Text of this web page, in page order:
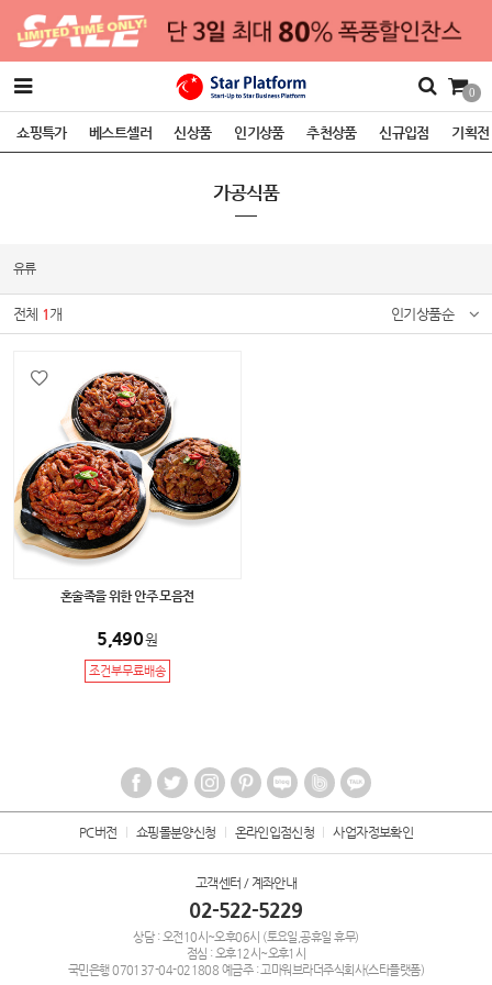
0
쇼핑특가 베스트셀러 신상품 인기상품 추천상품 신규입점 기획전
가공식품
유류
전체 1 개 인기상품순
혼술족을 위한 안주 모음전
5,490원
조건부무료배송
PC버전 쇼핑몰분양신청 온라인입점신청 사업자정보확인
고객센터 / 계좌안내
02-522-5229
상담 : 오전10시~오후06시 (토요일,공휴일 휴무)
점심 : 오후12시~오후1시
국민은행070137-04-021808 예금주 : 고마워브라더주식회사(스타플랫폼)